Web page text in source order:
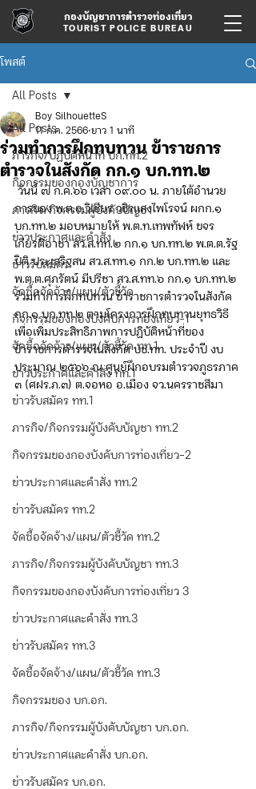
กองบัญชาการตำรวจท่องเที่ยว
TOURIST POLICE BUREAU
โพสต์
All Posts
ภารกิจ/ปฏิบัติหน้าที่ บก.ทท.2
กิจกรรมของกองบัญชาการ
ภารกิจ/กิจกรรมผู้บังคับบัญชา
ข่าวประกาศและคำสั่ง
ข่าวรับสมัคร
จัดซื้อจัดจ้าง/แผน/ตัวชี้วัด
กิจกรรมของกองบังคับการท่องเที่ยว-1
จัดซื้อจัดจ้าง/แผน/ตัวชี้วัด ทท.1
ข่าวประกาศและคำสั่ง ทท.1
ข่าวรับสมัคร ทท.1
ภารกิจ/กิจกรรมผู้บังคับบัญชา ทท.2
กิจกรรมของกองบังคับการท่องเที่ยว-2
ข่าวประกาศและคำสั่ง ทท.2
ข่าวรับสมัคร ทท.2
จัดซื้อจัดจ้าง/แผน/ตัวชี้วัด ทท.2
ภารกิจ/กิจกรรมผู้บังคับบัญชา ทท.3
กิจกรรมของกองบังคับการท่องเที่ยว 3
ข่าวประกาศและคำสั่ง ทท.3
ข่าวรับสมัคร ทท.3
จัดซื้อจัดจ้าง/แผน/ตัวชี้วัด ทท.3
กิจกรรมของ บก.อก.
ภารกิจ/กิจกรรมผู้บังคับบัญชา บก.อก.
ข่าวประกาศและคำสั่ง บก.อก.
ข่าวรับสมัคร บก.อก.
All Posts
ร่วมทำการฝึกทบทวน ข้าราชการ
ตำรวจในสังกัด กก.๑ บก.ทท.๒
Boy SilhouetteS
11 ก.ค. 2566 ยาว 1 นาที
การของ พ.ต.อ.วิเชียร วชิรแสงไพโรจน์ ผกก.๑
บก.ทท.๒ มอบหมายให้ พ.ต.ท.เทพทัฬห์ ขจร
เกียรติอาชา สว.ส.ทท.๒ กก.๑ บก.ทท.๒ พ.ต.ต.รัฐ
ปิติ ประเสริฐสน สว.ส.ทท.๑ กก.๒ บก.ทท.๒ และ
พ.ต.ต.ศุภรัตน์ มีปรีชา สว.ส.ทท.๖ กก.๑ บก.ทท.๒
ร่วมทำการฝึกทบทวน ข้าราชการตำรวจในสังกัด
กก.๑ บก.ทท.๒ ตามโครงการฝึกทบทวนยุทธวิธี
เพื่อเพิ่มประสิทธิภาพการปฏิบัติหน้าที่ของ
ข้าราชการตำรวจในสังกัด บช.ทท. ประจำปี งบ
ประมาณ ๒๕๖๖ ณ ศูนย์ฝึกอบรมตำรวจภูธรภาค
๓ (ศฝร.ภ.๓) ต.จอหอ อ.เมือง จว.นครราชสีมา